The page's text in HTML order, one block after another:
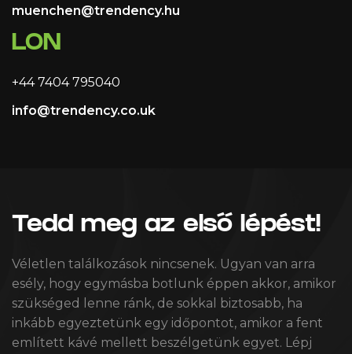
muenchen@trendency.hu
LON
+44 7404 795040
info@trendency.co.uk
Tedd meg az első lépést!
Véletlen találkozások nincsenek. Ugyan van arra
esély, hogy egymásba botlunk éppen akkor, amikor
szükséged lenne ránk, de sokkal biztosabb, ha
inkább egyeztetünk egy időpontot, amikor a fent
említett kávé mellett beszélgetünk egyet. Lépj